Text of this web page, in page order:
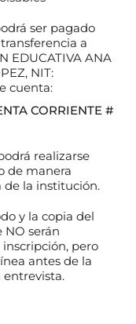
ser pagado
a
EDUCATIVA ANA
NIT:
cuenta:
CORRIENTE #
realizarse
de manera
de la institución.
y la copia del
serán
inscripción, pero
antes de la